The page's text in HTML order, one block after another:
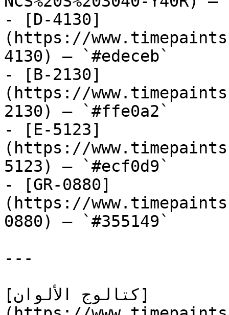
- [D-4130]
(https://
4130) — `#edeceb`
- [B-2130]
(https://
2130) — `#ffe0a2`
- [E-5123]
(https://
5123) — `#ecf0d9`
- [GR-0880]
(https://
0880) — `#355149`
---
[كتالوج الألوان]